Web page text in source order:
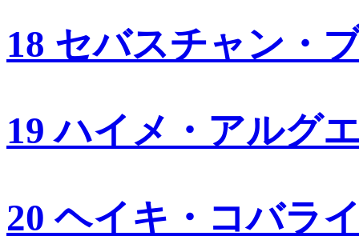
18 セバスチャン・
19 ハイメ・アルグ
20 ヘイキ・コバラ